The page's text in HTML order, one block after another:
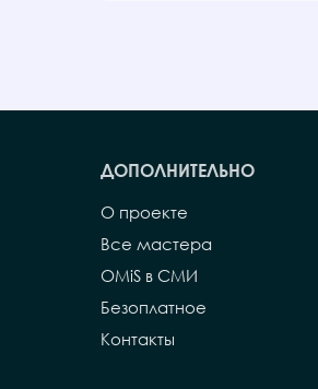
О проекте
Безоплатное
Контакты
ДОПОЛНИТЕЛЬНО
OMiS в СМИ
Все мастера